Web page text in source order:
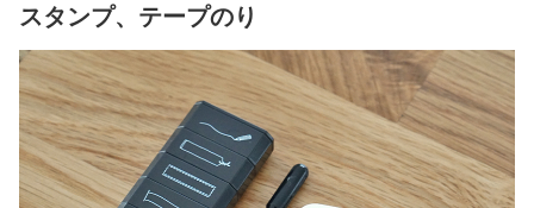
スタンプ、テープのり